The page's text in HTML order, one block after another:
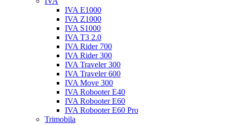
IVA E1000
IVA Z1000
IVA S1000
IVA T3 2.0
IVA Rider 700
IVA Rider 300
IVA Traveler 300
IVA Traveler 600
IVA Move 300
IVA Robooter E40
IVA Robooter E60
IVA Robooter E60 Pro
Trimobila